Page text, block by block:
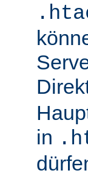
in